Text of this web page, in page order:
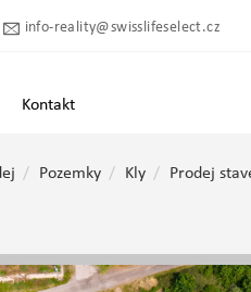
info-reality@swisslifeselect.cz
Kontakt
Pozemky Kly Prodej